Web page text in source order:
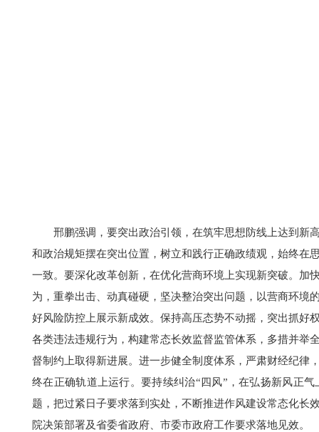
邢鹏强调，要突出政治引领，在筑牢思想防线上达到新
和政治规矩摆在突出位置，树立和践行正确政绩观，始终在
一致。要深化改革创新，在优化营商环境上实现新突破。加
为，重拳出击、动真碰硬，坚决整治突出问题，以营商环境
好风险防控上展示新成效。保持高压态势不动摇，突出抓好
各类违法违规行为，构建常态长效监督监管体系，多措并举
督制约上取得新进展。进一步健全制度体系，严肃财经纪律
终在正确轨道上运行。要持续纠治“四风”，在弘扬新风正
题，把过紧日子要求落到实处，不断推进作风建设常态化长
院决策部署及省委省政府、市委市政府工作要求落地见效。